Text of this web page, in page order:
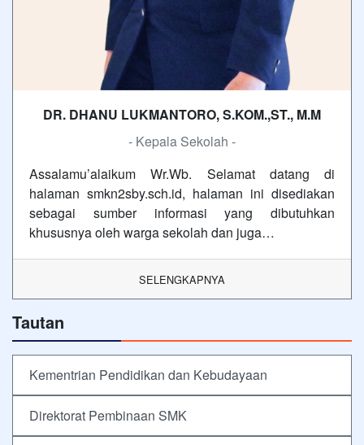
DR. DHANU LUKMANTORO, S.KOM.,ST., M.M
- Kepala Sekolah -
Assalamu’alaikum Wr.Wb. Selamat datang di
halaman smkn2sby.sch.id, halaman ini disediakan
sebagai sumber informasi yang dibutuhkan
khususnya oleh warga sekolah dan juga…
SELENGKAPNYA
Tautan
Kementrian Pendidikan dan Kebudayaan
Direktorat Pembinaan SMK